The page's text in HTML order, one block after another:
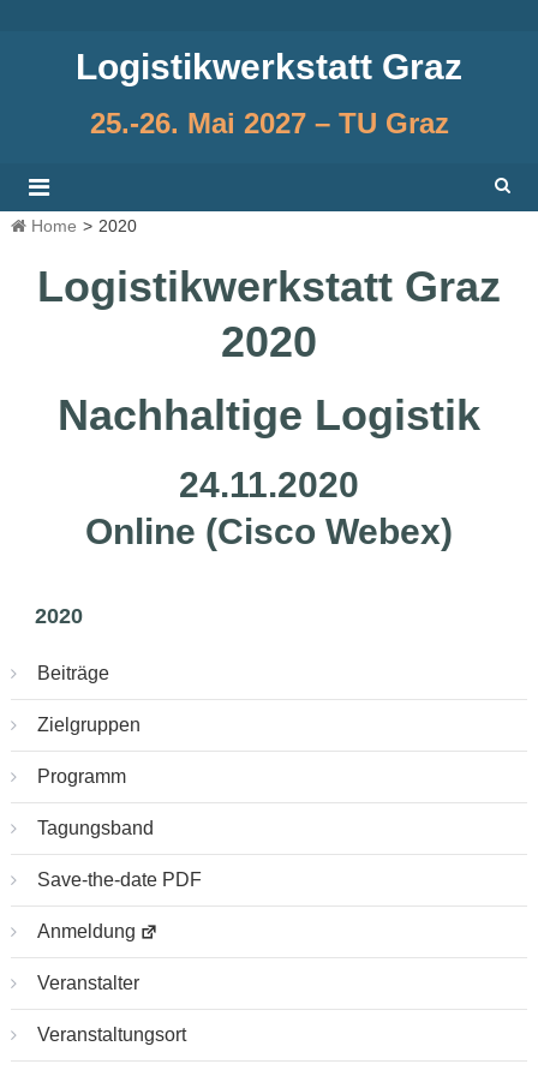
Logistikwerkstatt Graz
25.-26. Mai 2027 – TU Graz
Home > 2020
Logistikwerkstatt Graz
2020
Nachhaltige Logistik
24.11.2020
Online (Cisco Webex)
2020
Beiträge
Zielgruppen
Programm
Tagungsband
Save-the-date PDF
Anmeldung
Veranstalter
Veranstaltungsort